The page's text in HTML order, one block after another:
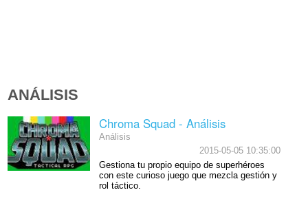
ANÁLISIS
Chroma Squad - Análisis
Análisis
2015-05-05 10:35:00
Gestiona tu propio equipo de superhéroes
con este curioso juego que mezcla gestión y
rol táctico.